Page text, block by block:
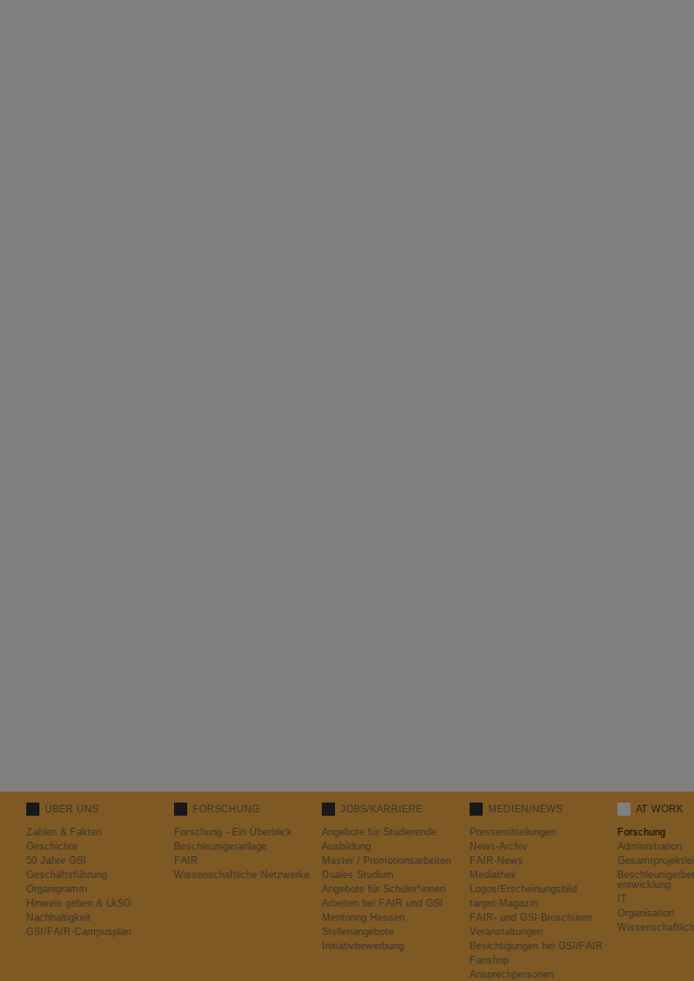
ÜBER UNS
Zahlen & Fakten
Geschichte
50 Jahre GSI
Geschäftsführung
Organigramm
Hinweis geben & LkSG
Nachhaltigkeit
GSI/FAIR-Campusplan
FORSCHUNG
Forschung - Ein Überblick
Beschleunigeranlage
FAIR
Wissenschaftliche Netzwerke
JOBS/KARRIERE
Angebote für Studierende
Ausbildung
Master / Promotionsarbeiten
Duales Studium
Angebote für Schüler*innen
Arbeiten bei FAIR und GSI
Mentoring Hessen
Stellenangebote
Initiativbewerbung
MEDIEN/NEWS
Pressemitteilungen
News-Archiv
FAIR-News
Mediathek
Logos/Erscheinungsbild
target-Magazin
FAIR- und GSI-Broschüren
Veranstaltungen
Besichtigungen bei GSI/FAIR
Fanshop
Ansprechpersonen
AT WORK
Forschung
Administration
entwicklung
IT
Organisation